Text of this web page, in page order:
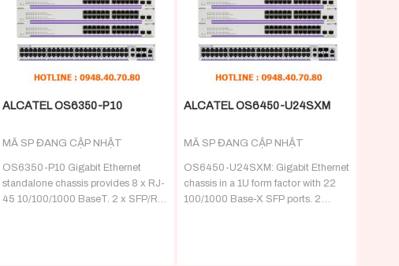
ALCATEL OS6350-P10
MÃ SP ĐANG CẬP NHẬT
OS6350-P10 Gigabit Ethernet
standalone chassis provides 8 x RJ-
45 10/100/1000 BaseT. 2 x SFP/RJ-
ALCATEL OS6450-U24SXM
MÃ SP ĐANG CẬP NHẬT
OS6450-U24SXM: Gigabit Ethernet
chassis in a 1U form factor with 22
100/1000 Base-X SFP ports. 2